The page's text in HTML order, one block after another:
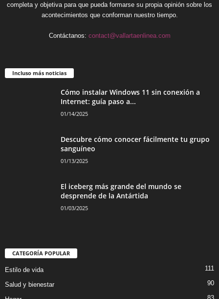
completa y objetiva para que pueda formarse su propia opinión sobre los
acontecimientos que conforman nuestro tiempo.
Contáctanos: contact@vallartaenlinea.com
Incluso más noticias
Cómo instalar Windows 11 sin conexión a
Internet: guía paso a...
01/14/2025
Descubre cómo conocer fácilmente tu grupo
sanguíneo
01/13/2025
El iceberg más grande del mundo se
desprende de la Antártida
01/03/2025
CATEGORÍA POPULAR
Estilo de vida 111
Salud y bienestar 90